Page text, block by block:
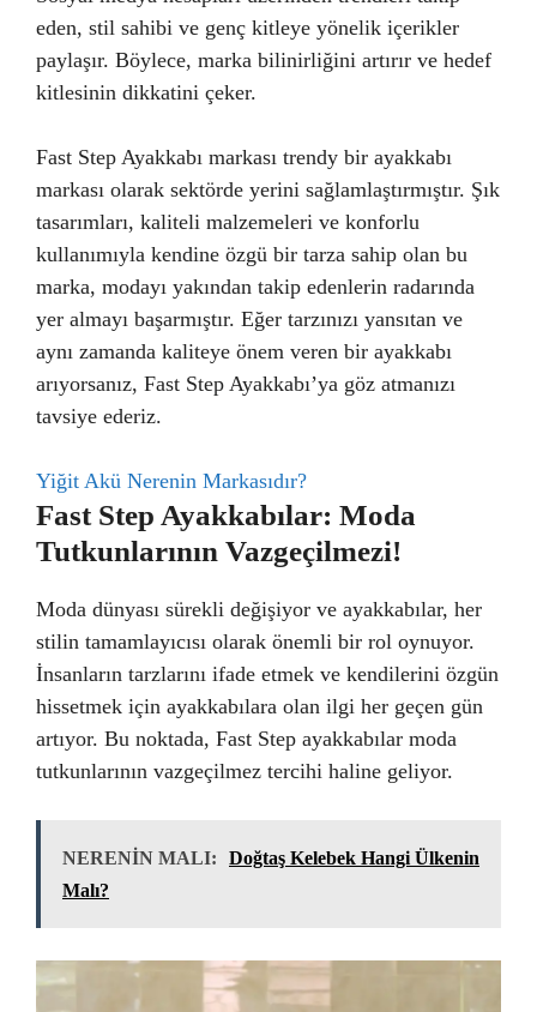
eden, stil sahibi ve genç kitleye yönelik içerikler
paylaşır. Böylece, marka bilinirliğini artırır ve hedef
kitlesinin dikkatini çeker.
Fast Step Ayakkabı markası trendy bir ayakkabı
markası olarak sektörde yerini sağlamlaştırmıştır. Şık
tasarımları, kaliteli malzemeleri ve konforlu
kullanımıyla kendine özgü bir tarza sahip olan bu
marka, modayı yakından takip edenlerin radarında
yer almayı başarmıştır. Eğer tarzınızı yansıtan ve
aynı zamanda kaliteye önem veren bir ayakkabı
arıyorsanız, Fast Step Ayakkabı’ya göz atmanızı
tavsiye ederiz.
Yiğit Akü Nerenin Markasıdır?
Fast Step Ayakkabılar: Moda
Tutkunlarının Vazgeçilmezi!
Moda dünyası sürekli değişiyor ve ayakkabılar, her
stilin tamamlayıcısı olarak önemli bir rol oynuyor.
İnsanların tarzlarını ifade etmek ve kendilerini özgün
hissetmek için ayakkabılara olan ilgi her geçen gün
artıyor. Bu noktada, Fast Step ayakkabılar moda
tutkunlarının vazgeçilmez tercihi haline geliyor.
NERENİN MALI:
Doğtaş Kelebek Hangi Ülkenin
Malı?